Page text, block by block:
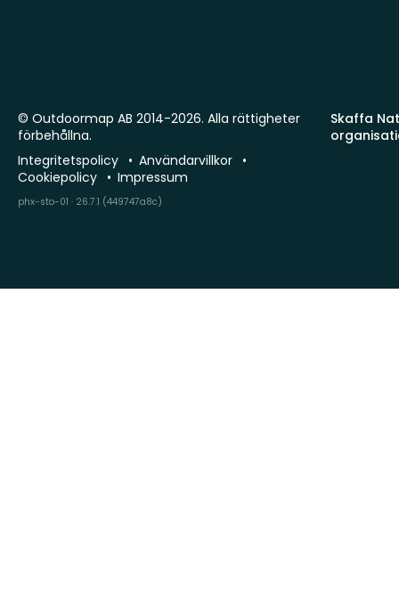
Skaffa
© Outdoormap AB 2014-2026. Alla rättigheter
förbehållna.
Integritetspolicy
Användarvillkor
Cookiepolicy
Impressum
phx-sto-01 · 26.7.1 (449747a8c)